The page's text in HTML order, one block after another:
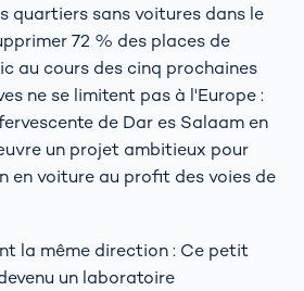
quartiers sans voitures dans le
72 % des places de
au cours des cinq prochaines
ne se limitent pas à l'Europe :
de Dar es Salaam en
un projet ambitieux pour
en voiture au profit des voies de
la même direction : Ce petit
un laboratoire